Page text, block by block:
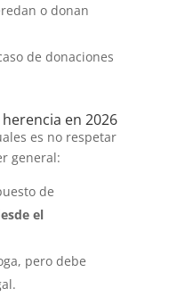
o donan
de donaciones
en 2026
es no respetar
general:
de
el
pero debe